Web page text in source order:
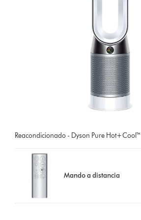
Reacondicionado - Dyson Pure
Mando a distancia